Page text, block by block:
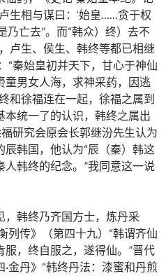
生相与谋曰：‘始皇……贪于权
乃亡去”。而“韩众）终）去不
卢生、侯生、韩终等都已相继
“秦始皇初并天下，甘心于神仙
童男女人海，求神采药，因逃
和徐福连在一起，徐福之属到
本统一了的认识，韩终之属出
研究会原会长郭继汾先生认为
韩国，他认为“辰（秦）韩这
韩终的纪念。”我同意这一说
，韩终乃齐国方士，炼丹采
列传》（第四十九）“韩谓齐仙
，终自服之，遂得仙。”晋代
金丹》“韩终丹法：漆蜜和丹煎